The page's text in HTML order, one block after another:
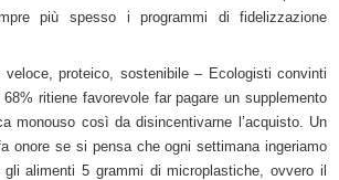
più spesso i programmi di fidelizzazione
proteico, sostenibile – Ecologisti convinti
ritiene favorevole far pagare un supplemento
monouso così da disincentivarne l’acquisto. Un
onore se si pensa che ogni settimana ingeriamo
gli alimenti 5 grammi di microplastiche, ovvero il